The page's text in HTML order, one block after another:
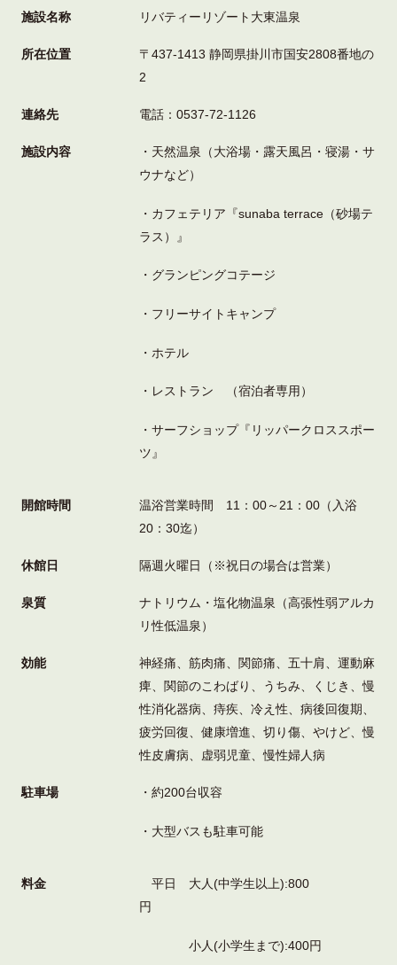
施設名称 リバティーリゾート大東温泉
所在位置
〒437-1413 静岡県掛川市国安2808番地の
2
連絡先 電話：0537-72-1126
施設内容
・天然温泉（大浴場・露天風呂・寝湯・サ
ウナなど）
・カフェテリア『sunaba terrace（砂場テ
ラス）』
・グランピングコテージ
・フリーサイトキャンプ
・ホテル
・レストラン （宿泊者専用）
・サーフショップ『リッパークロススポー
ツ』
開館時間
温浴営業時間 11：00～21：00（入浴
20：30迄）
休館日 隔週火曜日（※祝日の場合は営業）
泉質
ナトリウム・塩化物温泉（高張性弱アルカ
リ性低温泉）
効能
神経痛、筋肉痛、関節痛、五十肩、運動麻
痺、関節のこわばり、うちみ、くじき、慢
性消化器病、痔疾、冷え性、病後回復期、
疲労回復、健康増進、切り傷、やけど、慢
性皮膚病、虚弱児童、慢性婦人病
駐車場 ・約200台収容
・大型バスも駐車可能
料金
平日 大人(中学生以上):800
円
小人(小学生まで):400円